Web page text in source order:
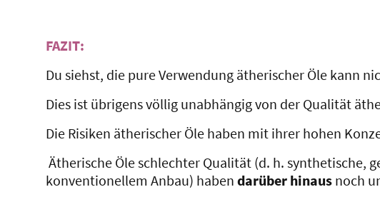
FAZIT:
Du siehst, die pure Verwendung ätherischer Öle kann
Dies ist übrigens völlig unabhängig von der Qualität
Die Risiken ätherischer Öle haben mit ihrer hohen
Ätherische Öle schlechter Qualität (d. h. synthetische,
konventionellem Anbau) haben darüber hinaus noch